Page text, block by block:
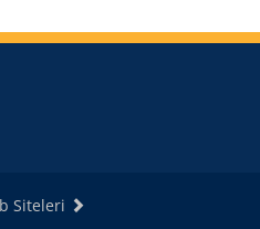
Siteleri